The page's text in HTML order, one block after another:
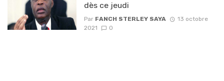
dès ce jeudi
Par FANCH STERLEY SAYA
13 octobre
2021
0